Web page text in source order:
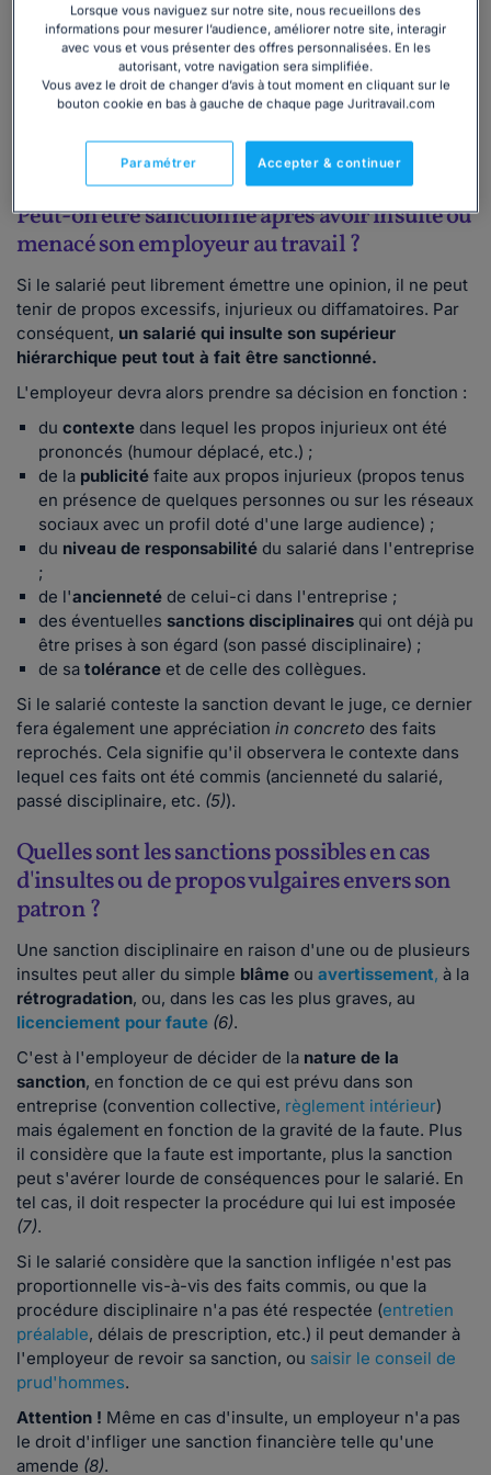
dépasser cette frontière entre sa liberté d'expression, et
l'abus de celle-ci. Tant qu'il reste dans cette limite, son
employeur ne peut pas le sanctionner. Si tel est
néanmoins le cas, la sanction serait potentiellement
annulée par le juge.
👓 Consultez cet article :Licenciement et liberté
d'expression au travail : quels droits et limites ?
Peut-on être sanctionné après avoir insulté ou
menacé son employeur au travail ?
Si le salarié peut librement émettre une opinion, il ne peut
tenir de propos excessifs, injurieux ou diffamatoires. Par
conséquent, un salarié qui insulte son supérieur
hiérarchique peut tout à fait être sanctionné.
L'employeur devra alors prendre sa décision en fonction :
du contexte dans lequel les propos injurieux ont été
prononcés (humour déplacé, etc.) ;
de la publicité faite aux propos injurieux (propos tenus
en présence de quelques personnes ou sur les réseaux
sociaux avec un profil doté d'une large audience) ;
du niveau de responsabilité du salarié dans l'entreprise
;
de l'ancienneté de celui-ci dans l'entreprise ;
des éventuelles sanctions disciplinaires qui ont déjà pu
être prises à son égard (son passé disciplinaire) ;
de sa tolérance et de celle des collègues.
Si le salarié conteste la sanction devant le juge, ce dernier
fera également une appréciation in concreto des faits
reprochés. Cela signifie qu'il observera le contexte dans
lequel ces faits ont été commis (ancienneté du salarié,
passé disciplinaire, etc. (5)).
Quelles sont les sanctions possibles en cas
d'insultes ou de propos vulgaires envers son
patron ?
Une sanction disciplinaire en raison d'une ou de plusieurs
insultes peut aller du simple blâme ou avertissement, à la
rétrogradation, ou, dans les cas les plus graves, au
licenciement pour faute (6).
C'est à l'employeur de décider de la nature de la
sanction, en fonction de ce qui est prévu dans son
entreprise (convention collective, règlement intérieur)
mais également en fonction de la gravité de la faute. Plus
il considère que la faute est importante, plus la sanction
peut s'avérer lourde de conséquences pour le salarié. En
tel cas, il doit respecter la procédure qui lui est imposée
(7).
Si le salarié considère que la sanction infligée n'est pas
proportionnelle vis-à-vis des faits commis, ou que la
procédure disciplinaire n'a pas été respectée (entretien
préalable, délais de prescription, etc.) il peut demander à
l'employeur de revoir sa sanction, ou saisir le conseil de
prud'hommes.
Attention ! Même en cas d'insulte, un employeur n'a pas
le droit d'infliger une sanction financière telle qu'une
amende (8).
Lorsque vous naviguez sur notre site, nous recueillons des
informations pour mesurer l’audience, améliorer notre site, interagir
avec vous et vous présenter des offres personnalisées. En les
autorisant, votre navigation sera simplifiée.
Vous avez le droit de changer d’avis à tout moment en cliquant sur le
bouton cookie en bas à gauche de chaque page Juritravail.com
Accepter & continuer
Paramétrer